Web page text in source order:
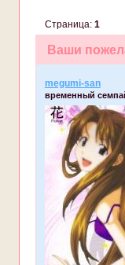
Ваши
Страница: 1
megumi-san
временный